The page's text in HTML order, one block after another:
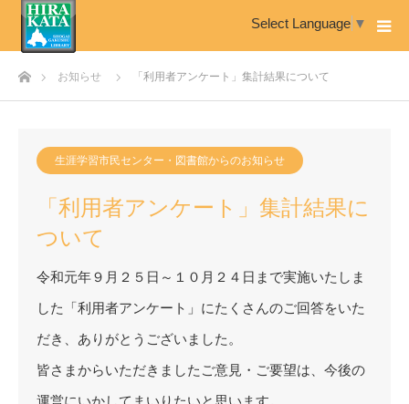
Select Language ▼
ホームお知らせ 「利用者アンケート」集計結果について
生涯学習市民センター・図書館からのお知らせ
「利用者アンケート」集計結果に
ついて
令和元年９月２５日～１０月２４日まで実施いたしま
した「利用者アンケート」にたくさんのご回答をいた
だき、ありがとうございました。
皆さまからいただきましたご意見・ご要望は、今後の
運営にいかしてまいりたいと思います。